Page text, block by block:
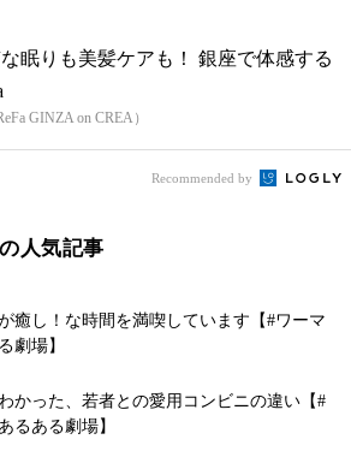
な眠りも美髪ケアも！ 銀座で体感する
GINZA on CREA）
Recommended by
人気記事
癒し！な時間を満喫しています【#ワーマ
劇場】
かった、若者との愛用コンビニの違い【#
るある劇場】